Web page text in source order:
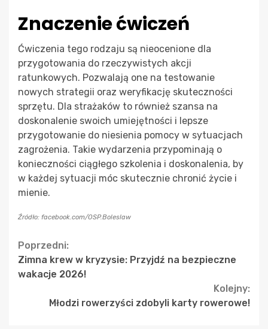
Znaczenie ćwiczeń
Ćwiczenia tego rodzaju są nieocenione dla
przygotowania do rzeczywistych akcji
ratunkowych. Pozwalają one na testowanie
nowych strategii oraz weryfikację skuteczności
sprzętu. Dla strażaków to również szansa na
doskonalenie swoich umiejętności i lepsze
przygotowanie do niesienia pomocy w sytuacjach
zagrożenia. Takie wydarzenia przypominają o
konieczności ciągłego szkolenia i doskonalenia, by
w każdej sytuacji móc skutecznie chronić życie i
mienie.
Źródło: facebook.com/OSP.Boleslaw
Continue
Reading
Poprzedni:
Zimna krew w kryzysie: Przyjdź na bezpieczne
wakacje 2026!
Kolejny:
Młodzi rowerzyści zdobyli karty rowerowe!